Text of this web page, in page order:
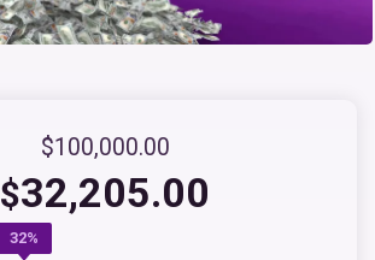
$100,000.00
$32,205.00
32%